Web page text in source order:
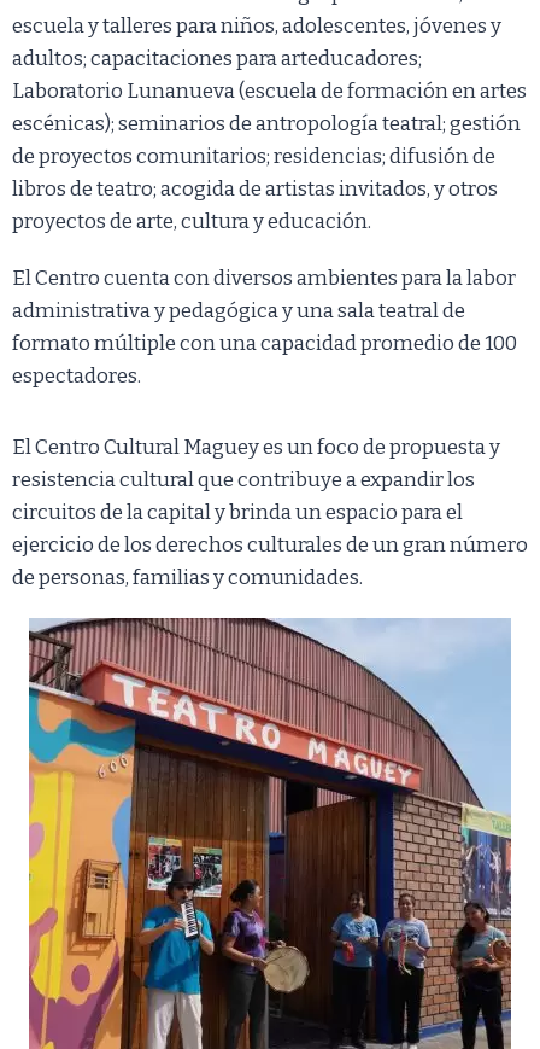
escuela y talleres para niños, adolescentes, jóvenes y
adultos; capacitaciones para arteducadores;
Laboratorio Lunanueva (escuela de formación en artes
escénicas); seminarios de antropología teatral; gestión
de proyectos comunitarios; residencias; difusión de
libros de teatro; acogida de artistas invitados, y otros
proyectos de arte, cultura y educación.
El Centro cuenta con diversos ambientes para la labor
administrativa y pedagógica y una sala teatral de
formato múltiple con una capacidad promedio de 100
espectadores.
El Centro Cultural Maguey es un foco de propuesta y
resistencia cultural que contribuye a expandir los
circuitos de la capital y brinda un espacio para el
ejercicio de los derechos culturales de un gran número
de personas, familias y comunidades.